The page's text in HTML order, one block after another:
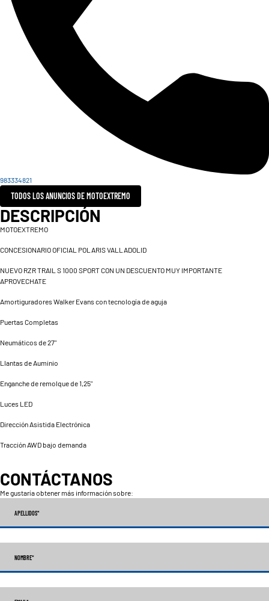
983334821
TODOS LOS ANUNCIOS DE MOTOEXTREMO
DESCRIPCIÓN
MOTOEXTREMO
CONCESIONARIO OFICIAL POLARIS VALLADOLID
NUEVO RZR TRAIL S 1000 SPORT CON UN DESCUENTO MUY IMPORTANTE
APROVECHATE
Amortiguradores Walker Evans con tecnología de aguja
Puertas Completas
Neumáticos de 27"
Llantas de Auminio
Enganche de remolque de 1,25"
Luces LED
Dirección Asistida Electrónica
Tracción AWD bajo demanda
CONTÁCTANOS
Me gustaría obtener más información sobre:
APELLIDOS*
NOMBRE*